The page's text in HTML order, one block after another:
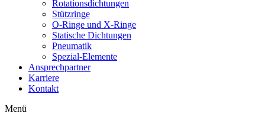
Rotationsdichtungen
Stützringe
O-Ringe und X-Ringe
Statische Dichtungen
Pneumatik
Spezial-Elemente
Ansprechpartner
Karriere
Kontakt
Menü